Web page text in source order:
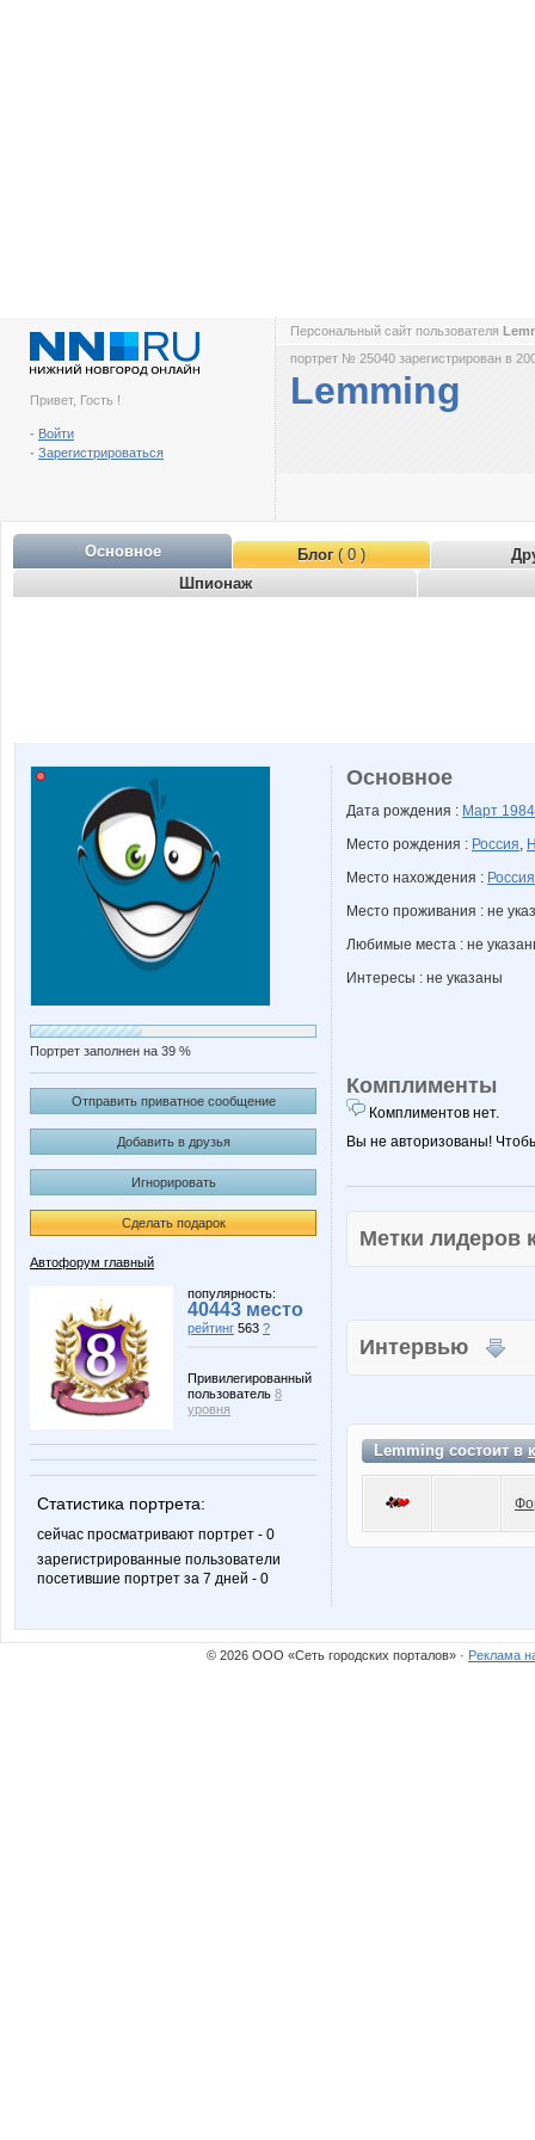
Привет, Гость !
- Войти
- Зарегистрироваться
Персональный сайт пользователя
портрет № 25040 зарегистрирован в
Lemming
Основное Блог( 0 )
Шпионаж
Портрет заполнен на 39 %
Отправить приватное сообщение
Добавить в друзья
Игнорировать
Сделать подарок
Автофорум главный
популярность:
40443 место
рейтинг 563 ?
Привилегированный
пользователь 8
уровня
Статистика портрета:
сейчас просматривают портрет - 0
зарегистрированные пользователи
посетившие портрет за 7 дней - 0
Основное
Дата рождения : Март 1984
Место рождения : Россия,
Место нахождения : Россия
Место проживания : не
Любимые места : не
Интересы : не указаны
Комплименты
Комплиментов нет.
Вы не авторизованы!
Метки
Интервью
Lemming состоит в
© 2026 ООО «Сеть городских порталов» · Реклама